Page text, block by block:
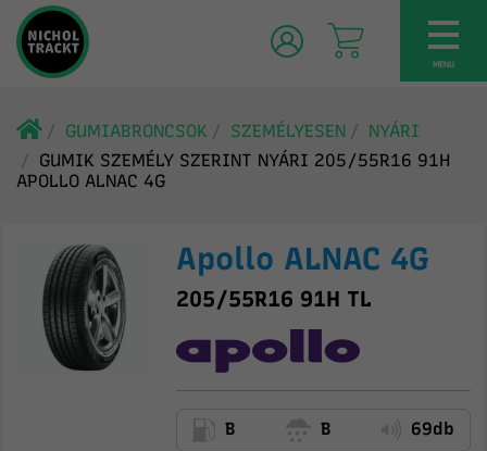
MENU
GUMIABRONCSOK SZEMÉLYESEN
NYÁRI
GUMIK SZEMÉLY SZERINT NYÁRI 205/55R16 91H
APOLLO ALNAC 4G
Apollo ALNAC 4G
205/55R16 91H TL
B B 69db